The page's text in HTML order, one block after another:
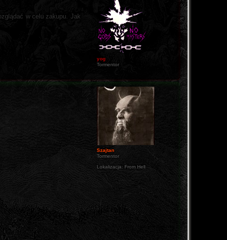
yog
Tormentor
w celu zakupu. Jak
Szajtan
Tormentor
Lokalizacja: From Hell